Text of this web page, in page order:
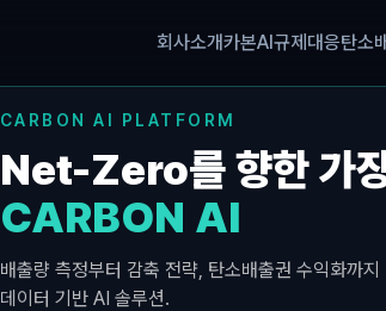
회사소개카본AI규제대응탄소
CARBON AI PLATFORM
Net-Zero를 향한 가
CARBON AI
배출량 측정부터 감축 전략, 탄소배출권 수익화까지
데이터 기반 AI 솔루션.